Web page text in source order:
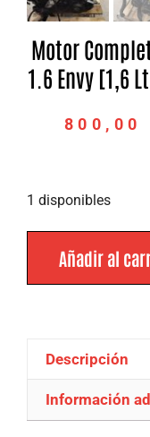
Motor
1.6 Envy [1,6
800,00
1 disponibles
Añadir al
Descripción
Información